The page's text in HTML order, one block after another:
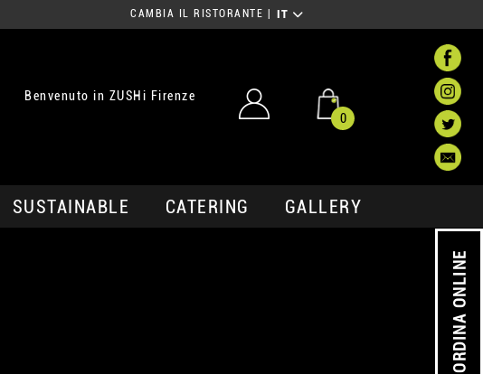
CAMBIA IL RISTORANTE IT
Benvenuto in ZUSHi Firenze
0
SUSTAINABLE CATERING GALLERY
ORDINA ONLINE